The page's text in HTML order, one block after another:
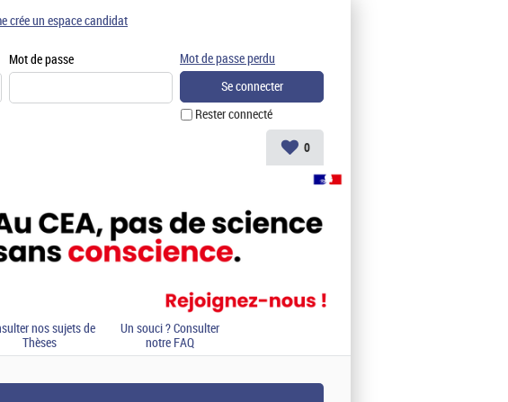
Mot de passe
Rester connecté
Mot de passe perdu
crée un espace candidat
0
nos sujets de
Thèses
Un souci ? Consulter
notre FAQ